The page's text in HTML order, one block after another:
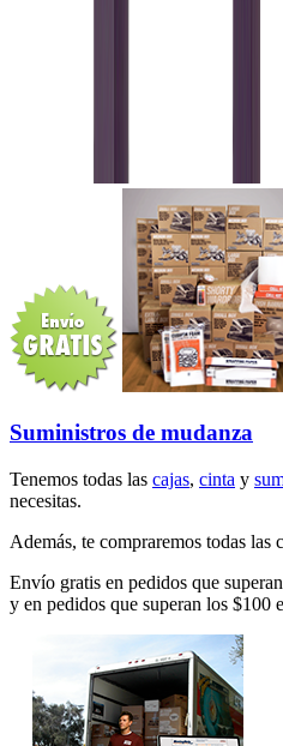
Suministros de mudanza
Tenemos todas las cajas, cinta y
necesitas.
Además, te compraremos todas las
Envío gratis en pedidos que
y en pedidos que superan los $100